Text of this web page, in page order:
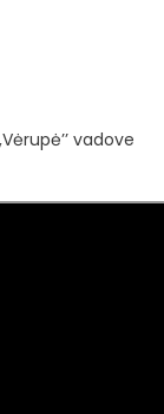
vadove